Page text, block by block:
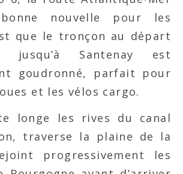
nouvelle pour les
que le tronçon au départ
jusqu’à Santenay est
goudronné, parfait pour
et les vélos cargo.
longe les rives du canal
traverse la plaine de la
progressivement les